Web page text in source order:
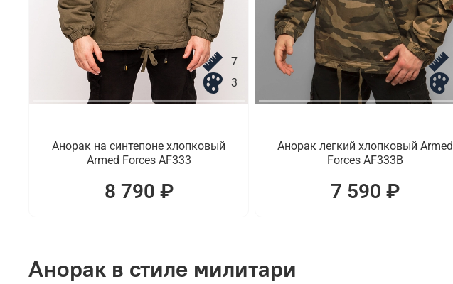
7
3
Анорак на синтепоне хлопковый
Armed Forces AF333
8 790 ₽
Анорак легкий хлопковый Armed
Forces AF333B
7 590 ₽
Анорак в стиле милитари